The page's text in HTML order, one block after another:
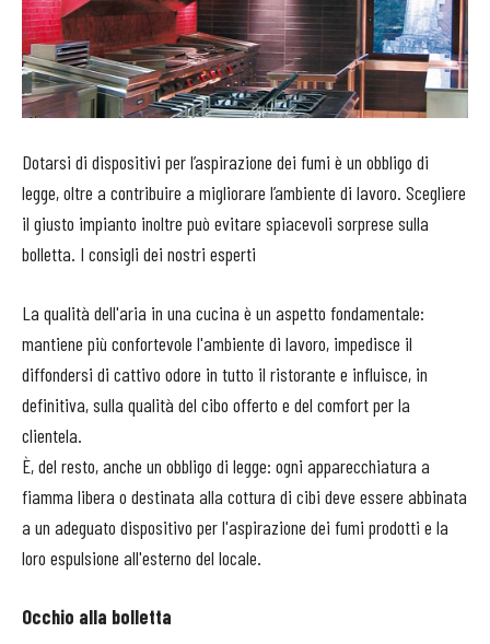
Dotarsi di dispositivi per l’aspirazione dei fumi è un obbligo di
legge, oltre a contribuire a migliorare l’ambiente di lavoro. Scegliere
il giusto impianto inoltre può evitare spiacevoli sorprese sulla
bolletta. I consigli dei nostri esperti
La qualità dell'aria in una cucina è un aspetto fondamentale:
mantiene più confortevole l'ambiente di lavoro, impedisce il
diffondersi di cattivo odore in tutto il ristorante e influisce, in
definitiva, sulla qualità del cibo offerto e del comfort per la
clientela.
È, del resto, anche un obbligo di legge: ogni apparecchiatura a
fiamma libera o destinata alla cottura di cibi deve essere abbinata
a un adeguato dispositivo per l'aspirazione dei fumi prodotti e la
loro espulsione all'esterno del locale.
Occhio alla bolletta